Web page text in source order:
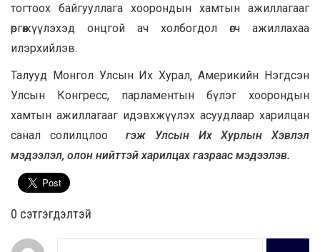
тогтоох байгууллага хоорондын хамтын ажиллагааг
өргөжүүлэхэд онцгой ач холбогдол өгч ажиллахаа
илэрхийлэв.
Талууд Монгол Улсын Их Хурал, Америкийн Нэгдсэн
Улсын Конгресс, парламентын бүлэг хоорондын
хамтын ажиллагааг идэвхжүүлэх асуудлаар харилцан
санал солилцлоогэж Улсын Их Хурлын Хэвлэл
мэдээлэл, олон нийттэй харилцах газраас мэдээлэв.
0 cэтгэгдэлтэй